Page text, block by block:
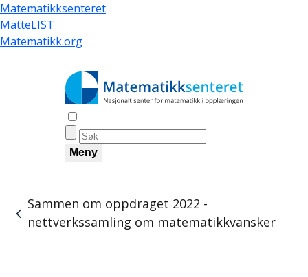
Hopp
til
hovedinnhold
Matematikksenteret
MatteLIST
Matematikk.org
Meny
Navigasjonssti
Sammen om oppdraget 2022 -
nettverkssamling om matematikkvansker